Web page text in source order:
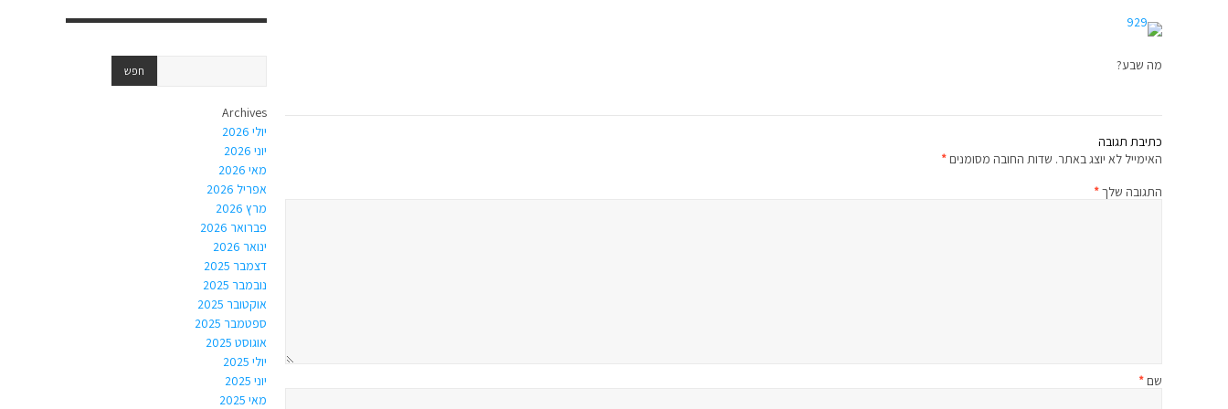
מה שבע?
כתיבת תגובה
האימייל לא יוצג באתר. שדות החובה מסומנים*
התגובה שלך*
שם*
Archives
יולי 2026
יוני 2026
מאי 2026
אפריל 2026
מרץ 2026
פברואר 2026
ינואר 2026
דצמבר 2025
נובמבר 2025
אוקטובר 2025
ספטמבר 2025
אוגוסט 2025
יולי 2025
יוני 2025
מאי 2025